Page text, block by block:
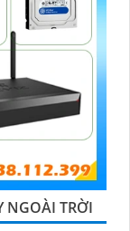
NGOÀI TRỜI